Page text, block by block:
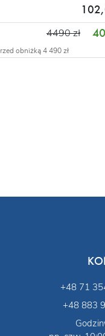
4490 zł
obniżką 4 490 zł
+48 71
+48 883